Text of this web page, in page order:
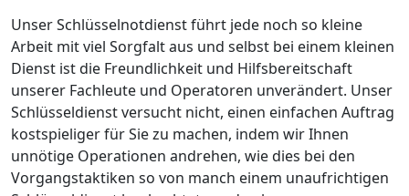
Unser Schlüsselnotdienst führt jede noch so kleine
Arbeit mit viel Sorgfalt aus und selbst bei einem kleinen
Dienst ist die Freundlichkeit und Hilfsbereitschaft
unserer Fachleute und Operatoren unverändert. Unser
Schlüsseldienst versucht nicht, einen einfachen Auftrag
kostspieliger für Sie zu machen, indem wir Ihnen
unnötige Operationen andrehen, wie dies bei den
Vorgangstaktiken so von manch einem unaufrichtigen